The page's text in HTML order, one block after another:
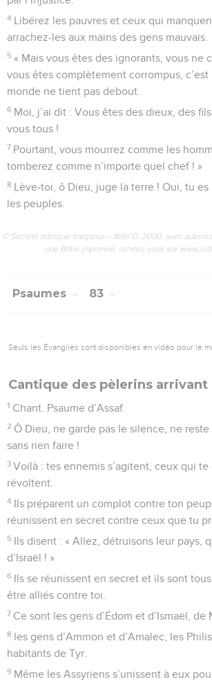
4 Libérez les pauvres et ceux qui
arrachez-les aux mains des gens mauvais.
5 « Mais vous êtes des ignorants, vous ne
vous êtes complètement corrompus,
monde ne tient pas debout.
6 Moi, j’ai dit : Vous êtes des dieux, des
vous tous !
7 Pourtant, vous mourrez comme les
tomberez comme n’importe quel chef ! »
8 Lève-toi, ô Dieu, juge la terre ! Oui, tu
les peuples.
© Société biblique française – Bibli’O, 2000, avec
une Bible imprimée, rendez-vous sur
Psaumes 83
Seuls les Évangiles sont disponibles en vidéo pour le
Cantique des pèlerins arrivant
1 Chant. Psaume d’Assaf.
2 Ô Dieu, ne garde pas le silence, ne
sans rien faire !
3 Voilà : tes ennemis s’agitent, ceux qui
révoltent.
4 Ils préparent un complot contre ton
réunissent en secret contre ceux que tu
5 Ils disent : « Allez, détruisons leur pays,
d’Israël ! »
6 Ils se réunissent en secret et ils sont
être alliés contre toi.
7 Ce sont les gens d’Édom et d’Ismaël, de
8 les gens d’Ammon et d’Amalec, les
habitants de Tyr.
9 Même les Assyriens s’unissent à eux